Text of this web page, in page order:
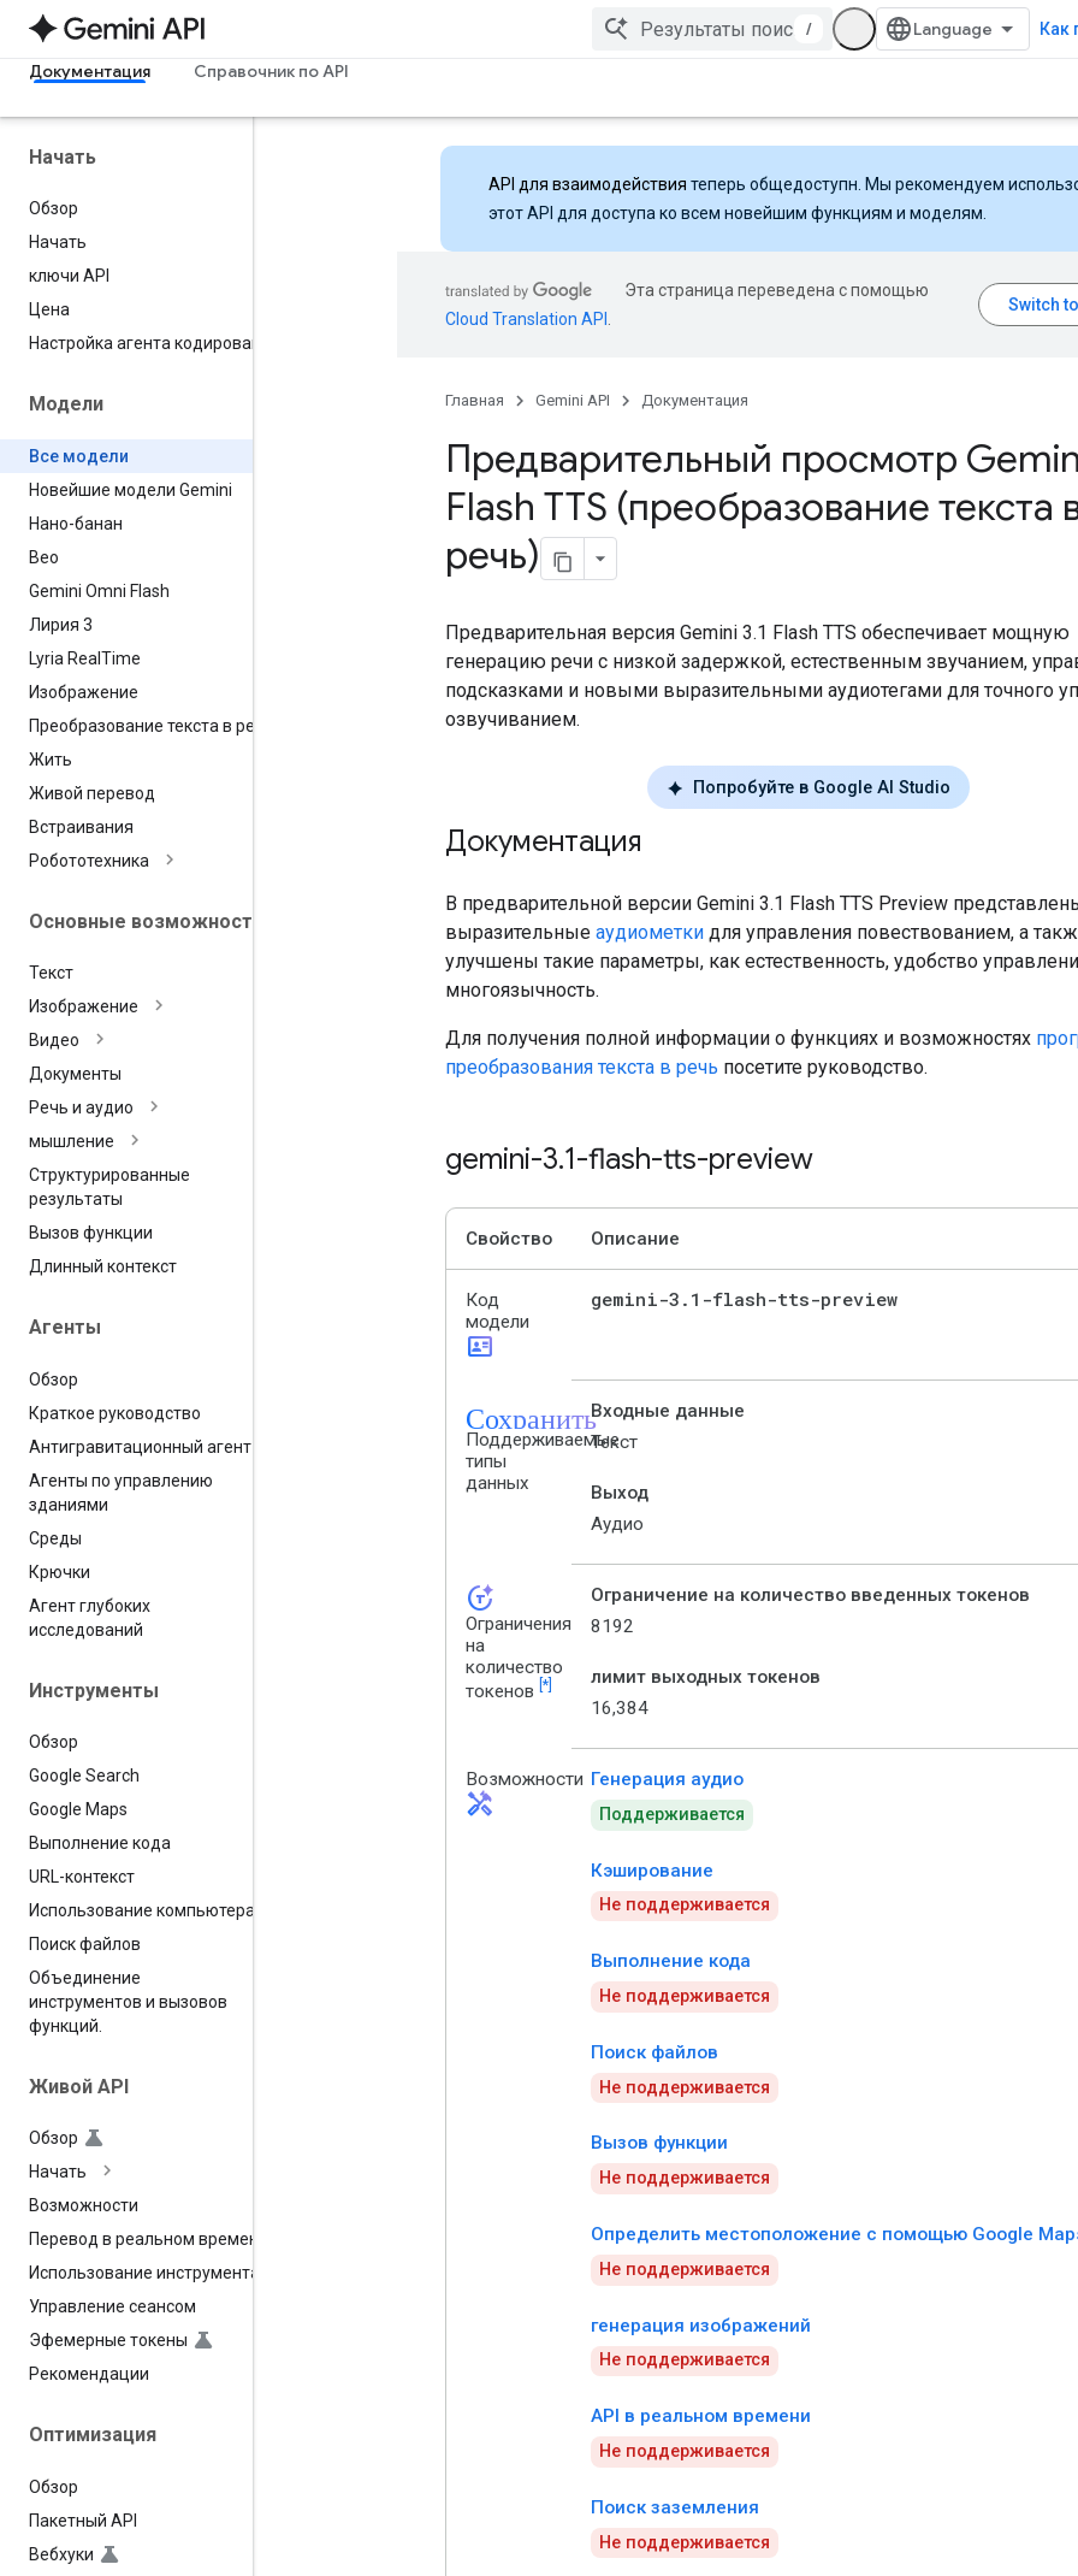
/ Как
Документация Справочник по API
Начать
Обзор
Начать
ключи API
Цена
Настройка агента кодирования
Модели
Все модели
Новейшие модели Gemini
Нано-банан
Вео
Gemini Omni Flash
Лирия 3
Lyria Real Time
Изображение
Преобразование текста в речь
Жить
Живой перевод
Встраивания
Робототехника
Основные возможности
Текст
Изображение
Видео
Документы
Речь и аудио
мышление
Структурированные
результаты
Вызов функции
Длинный контекст
Агенты
Обзор
Краткое руководство
Антигравитационный агент
Агенты по управлению
зданиями
Среды
Крючки
Агент глубоких
исследований
Инструменты
Обзор
Google Search
Google Maps
Выполнение кода
URL-контекст
Использование компьютера
Поиск файлов
Объединение
инструментов и вызовов
функций
Живой API
Обзор
Начать
Возможности
Перевод в реальном времени
Использование инструмента
Управление сеансом
Эфемерные токены
Рекомендации
Оптимизация
Обзор
Пакетный API
Вебхуки
API для взаимодействия теперь общедоступн. Мы рекомендуем
этот API для доступа ко всем новейшим функциям и моделям.
Эта страница переведена с помощью
Cloud Translation API
Главная Gemini API Документация
Предварительный просмотр
Flash TTS (преобразование текста
речь)
Предварительная версия Gemini 3.1 Flash TTS обеспечивает мощную
генерацию речи с низкой задержкой, естественным звучанием,
подсказками и новыми выразительными аудиотегами для точного
озвучиванием.
Попробуйте в Google AI Studio
Документация
В предварительной версии Gemini 3.1 Flash TTS Preview
выразительные аудиометки для управления повествованием, а
улучшены такие параметры, как естественность, удобство
многоязычность.
Для получения полной информации о функциях и возможностях
преобразования текста в речь посетите руководство.
gemini-3.1-flash-tts-preview
Свойство Описание
Код
модели
id_card
gemini-3 . 1-flash-tts-preview
Сохранить
Поддерживаемые
типы
данных
Входные данные
Текст
Выход
Аудио
token_auto
Ограничения
на
количество
токенов [*]
Ограничение на количество введенных токенов
8192
лимит выходных токенов
16,384
Возможности
handyman
Генерация аудио
Поддерживается
Кэширование
Не поддерживается
Выполнение кода
Не поддерживается
Поиск файлов
Не поддерживается
Вызов функции
Не поддерживается
Определить местоположение с помощью Google
Не поддерживается
генерация изображений
Не поддерживается
API в реальном времени
Не поддерживается
Поиск заземления
Не поддерживается